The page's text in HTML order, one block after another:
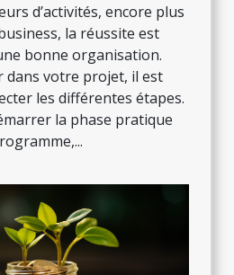
d’activités, encore plus
la réussite est
bonne organisation.
dans votre projet, il est
les différentes étapes.
la phase pratique